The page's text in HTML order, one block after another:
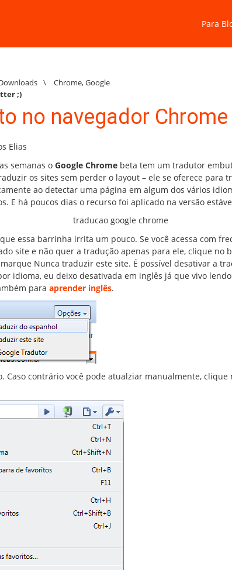
Para
\ Chrome,Google
;)
no navegador Chrome
Elias
semanas o Google Chrome beta tem um tradutor
os sites sem perder o layout – ele se oferece para
ao detectar uma página em algum dos vários
E há poucos dias o recurso foi aplicado na versão
essa barrinha irrita um pouco. Se você acessa com
site e não quer a tradução apenas para ele, clique no
marque Nunca traduzir este site. É possível desativar a
idioma, eu deixo desativada em inglês já que vivo
para aprender inglês.
Caso contrário você pode atualziar manualmente, clique